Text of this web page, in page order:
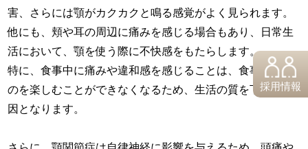
採用情報
害、さらには顎がカクカクと鳴る感覚がよく見られます。
他にも、頬や耳の周辺に痛みを感じる場合もあり、日常生
活において、顎を使う際に不快感をもたらします。
特に、食事中に痛みや違和感を感じることは、食事そのも
のを楽しむことができなくなるため、生活の質を下げる要
因となります。